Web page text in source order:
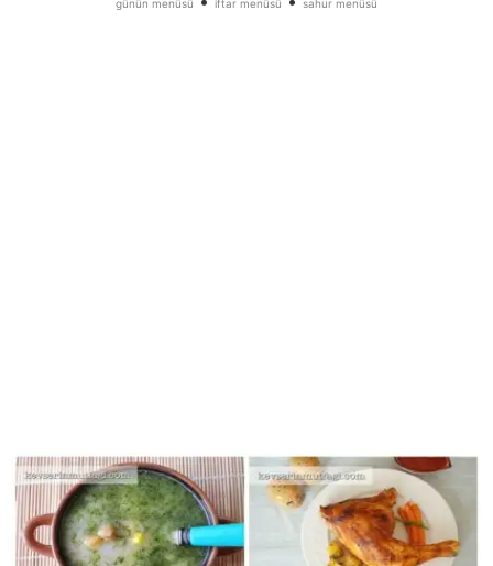
günün menüsü iftar menüsü sahur menüsü